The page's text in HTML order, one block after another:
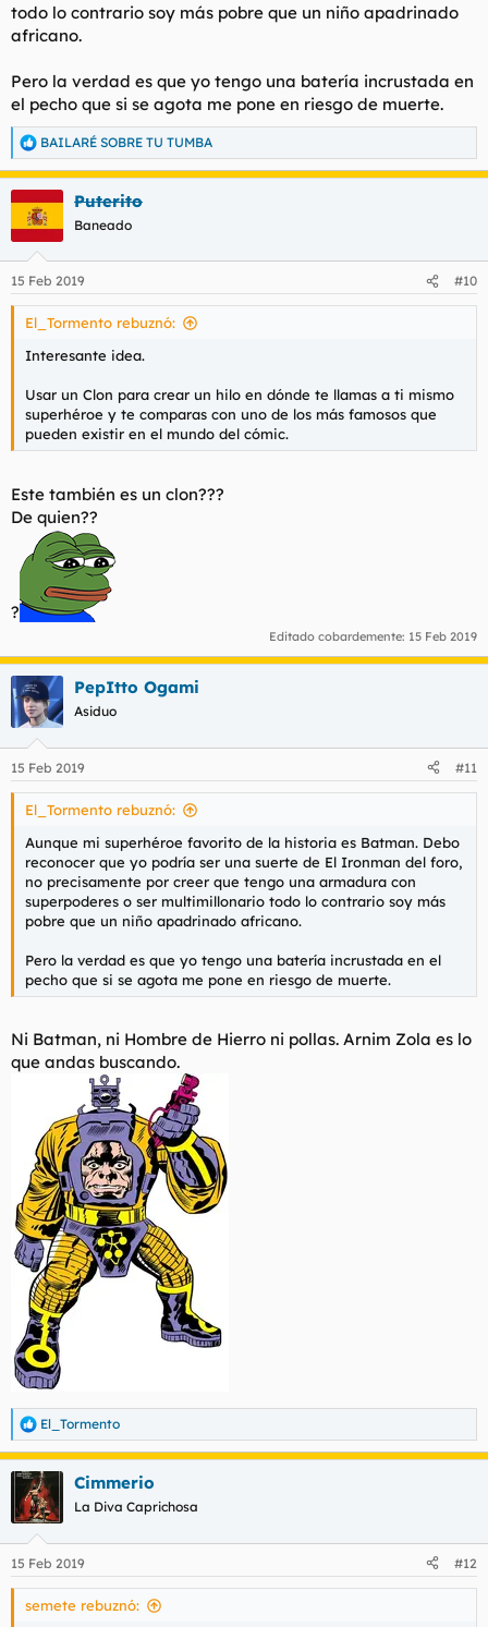
todo lo contrario soy más pobre que un niño apadrinado
africano.
Pero la verdad es que yo tengo una batería incrustada en
el pecho que si se agota me pone en riesgo de muerte.
R
e
a
c
e
s
BAILARÉ SOBRE TU TUMBA
Puterito
Baneado
15 Feb 2019 #10
El_Tormento rebuznó:
Interesante idea.
Usar un Clon para crear un hilo en dónde te llamas a ti mismo
superhéroe y te comparas con uno de los más famosos que
pueden existir en el mundo del cómic.
Este también es un clon???
De quien??
?
Editado cobardemente: 15 Feb 2019
PepItto Ogami
Asiduo
15 Feb 2019 #11
El_Tormento rebuznó:
Aunque mi superhéroe favorito de la historia es Batman. Debo
reconocer que yo podría ser una suerte de El Ironman del foro,
no precisamente por creer que tengo una armadura con
superpoderes o ser multimillonario todo lo contrario soy más
pobre que un niño apadrinado africano.
Pero la verdad es que yo tengo una batería incrustada en el
pecho que si se agota me pone en riesgo de muerte.
Ni Batman, ni Hombre de Hierro ni pollas. Arnim Zola es lo
que andas buscando.
R
e
c
c
i
e
s
El_Tormento
Cimmerio
La Diva Caprichosa
15 Feb 2019 #12
semete rebuznó: